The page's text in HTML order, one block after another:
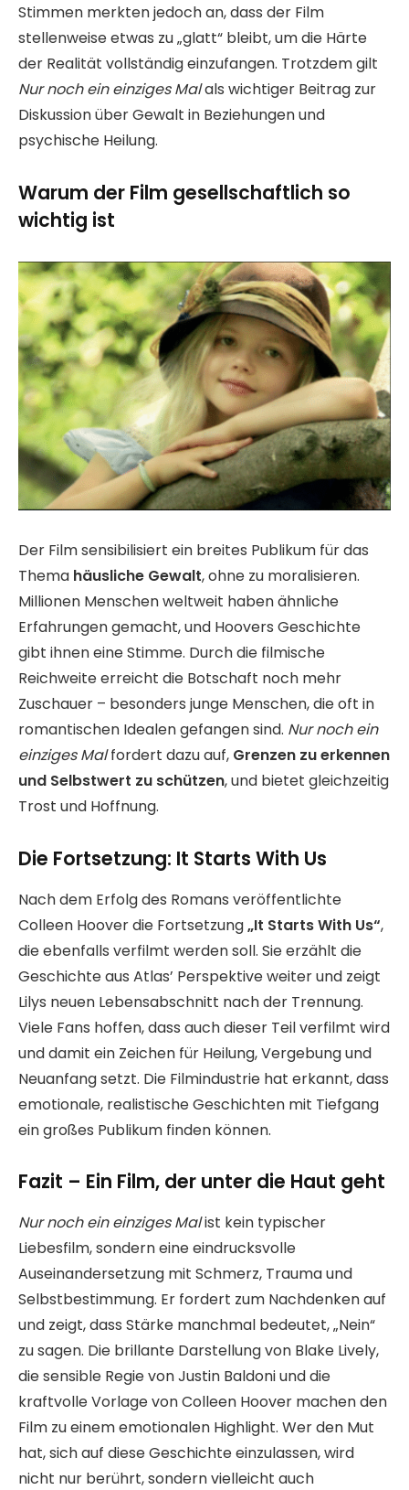
Stimmen merkten jedoch an, dass der Film
stellenweise etwas zu „glatt“ bleibt, um die Härte
der Realität vollständig einzufangen. Trotzdem gilt
Nur noch ein einziges Malals wichtiger Beitrag zur
Diskussion über Gewalt in Beziehungen und
psychische Heilung.
Warum der Film gesellschaftlich so
wichtig ist
Der Film sensibilisiert ein breites Publikum für das
Thema häusliche Gewalt, ohne zu moralisieren.
Millionen Menschen weltweit haben ähnliche
Erfahrungen gemacht, und Hoovers Geschichte
gibt ihnen eine Stimme. Durch die filmische
Reichweite erreicht die Botschaft noch mehr
Zuschauer – besonders junge Menschen, die oft in
romantischen Idealen gefangen sind. Nur noch ein
einziges Malfordert dazu auf, Grenzen zu erkennen
und Selbstwert zu schützen, und bietet gleichzeitig
Trost und Hoffnung.
Die Fortsetzung: It Starts With Us
Nach dem Erfolg des Romans veröffentlichte
Colleen Hoover die Fortsetzung„It Starts With Us“,
die ebenfalls verfilmt werden soll. Sie erzählt die
Geschichte aus Atlas’ Perspektive weiter und zeigt
Lilys neuen Lebensabschnitt nach der Trennung.
Viele Fans hoffen, dass auch dieser Teil verfilmt wird
und damit ein Zeichen für Heilung, Vergebung und
Neuanfang setzt. Die Filmindustrie hat erkannt, dass
emotionale, realistische Geschichten mit Tiefgang
ein großes Publikum finden können.
Fazit – Ein Film, der unter die Haut geht
Nur noch ein einziges Malist kein typischer
Liebesfilm, sondern eine eindrucksvolle
Auseinandersetzung mit Schmerz, Trauma und
Selbstbestimmung. Er fordert zum Nachdenken auf
und zeigt, dass Stärke manchmal bedeutet, „Nein“
zu sagen. Die brillante Darstellung von Blake Lively,
die sensible Regie von Justin Baldoni und die
kraftvolle Vorlage von Colleen Hoover machen den
Film zu einem emotionalen Highlight. Wer den Mut
hat, sich auf diese Geschichte einzulassen, wird
nicht nur berührt, sondern vielleicht auch